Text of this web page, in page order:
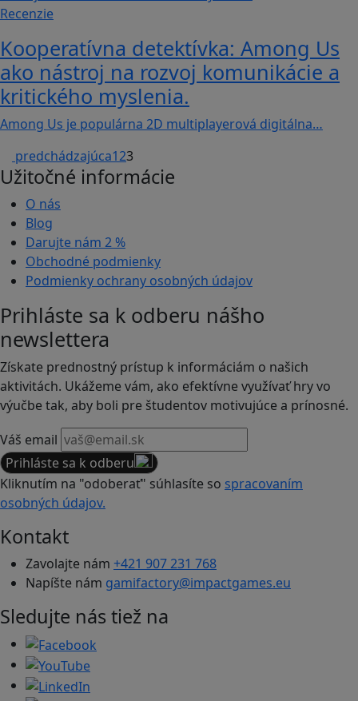
Recenzie
Kooperatívna detektívka: Among Us
ako nástroj na rozvoj komunikácie a
kritického myslenia.
Among Us je populárna 2D multiplayerová digitálna…
predchádzajúca123
Užitočné informácie
O nás
Blog
Darujte nám 2 %
Obchodné podmienky
Podmienky ochrany osobných údajov
Prihláste sa k odberu nášho
newslettera
Získate prednostný prístup k informáciám o našich
aktivitách. Ukážeme vám, ako efektívne využívať hry vo
výučbe tak, aby boli pre študentov motivujúce a prínosné.
Váš email
Prihláste sa k odberu
Kliknutím na "odoberať" súhlasíte so spracovaním
osobných údajov.
Kontakt
Zavolajte nám +421 907 231 768
Napíšte nám gamifactory@impactgames.eu
Sledujte nás tiež na